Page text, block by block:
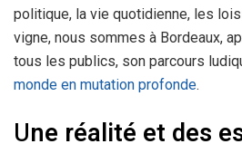
politique, la vie quotidienne, les
vigne, nous sommes à Bordeaux,
tous les publics, son parcours
monde en mutation profonde.
Une réalité et des